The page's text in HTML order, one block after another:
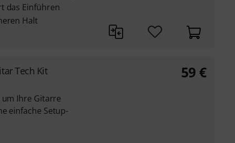
das Einführen
Halt
Tech Kit
um Ihre Gitarre
einfache Setup-
59 €